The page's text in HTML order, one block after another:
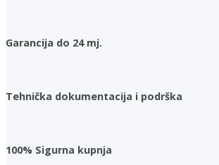
Garancija do 24 mj.
Tehnička dokumentacija i podrška
100% Sigurna kupnja